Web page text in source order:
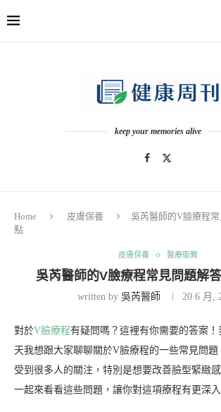
keep your memories alive
Home 皮膚保養
吳芮醫師的V臉療程
點
皮膚保養 醫療衛教
吳芮醫師的V臉療程常見問題解
written by 吳芮醫師 20 6 月,
對於V臉療程有疑問嗎？這裡有你需要的答案
天我想跟大家聊聊關於V臉療程的一些常見問
受到很多人的關注，特別是想要改善臉型緊緻
一起來看看這些問題，讓你對這項療程有更深入